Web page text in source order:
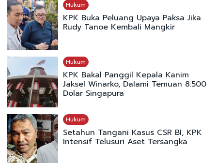
Hukum
KPK Buka Peluang Upaya Paksa Jika
Rudy Tanoe Kembali Mangkir
Hukum
KPK Bakal Panggil Kepala Kanim
Jaksel Winarko, Dalami Temuan 8.500
Dolar Singapura
Hukum
Setahun Tangani Kasus CSR BI, KPK
Intensif Telusuri Aset Tersangka